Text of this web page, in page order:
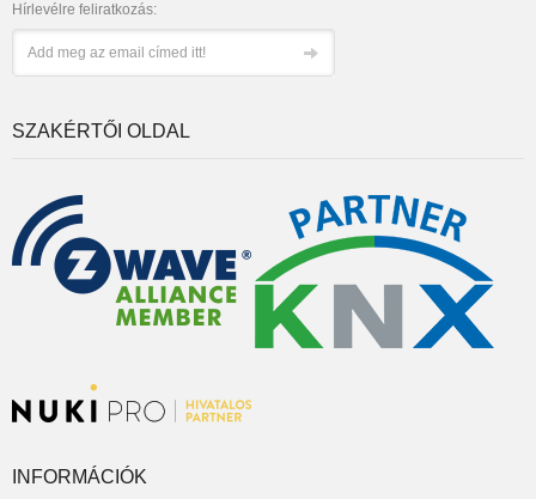
Hírlevélre feliratkozás:
SZAKÉRTŐI OLDAL
INFORMÁCIÓK